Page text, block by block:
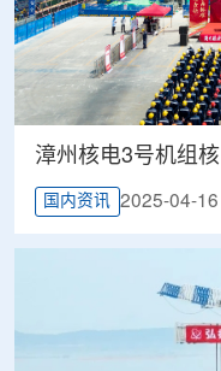
漳州核电3号机组
国内资讯 2025-04-16